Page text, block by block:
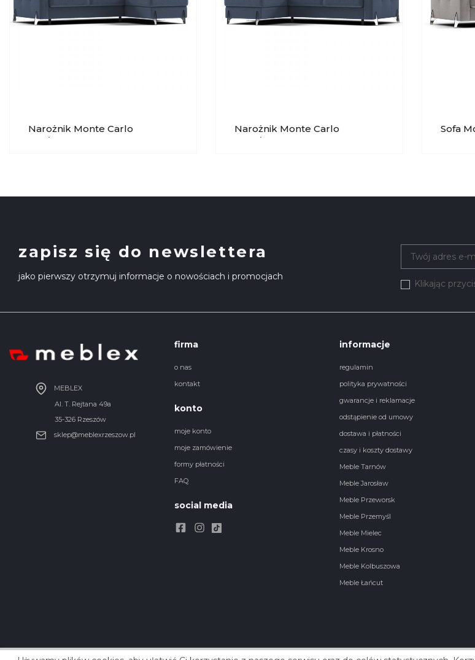
Narożnik Monte Carlo
2FL/SZSP MP NIDZICA
Narożnik Monte Carlo
SZSL/2FP MP NIDZICA
Sofa
zapisz się do newslettera
jako pierwszy otrzymuj informacje o nowościach i promocjach
Klikając
MEBLEX
Al. T. Rejtana 49a
35-326 Rzeszów
sklep@meblexrzeszow.pl
firma
o nas
kontakt
konto
moje konto
moje zamówienie
formy płatności
FAQ
social media
informacje
regulamin
polityka prywatności
gwarancje i reklamacje
odstąpienie od umowy
dostawa i płatności
czasy i koszty dostawy
Meble Tarnów
Meble Jarosław
Meble Przeworsk
Meble Przemyśl
Meble Mielec
Meble Krosno
Meble Kolbuszowa
Meble Łańcut